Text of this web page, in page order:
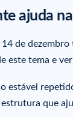
ajuda
de
este tema e
estável
que